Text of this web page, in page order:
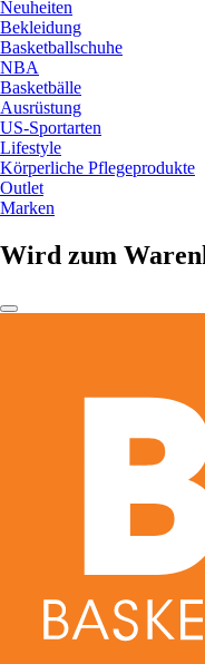
Neuheiten
Bekleidung
Basketballschuhe
NBA
Basketbälle
Ausrüstung
US-Sportarten
Lifestyle
Körperliche Pflegeprodukte
Outlet
Marken
Wird zum